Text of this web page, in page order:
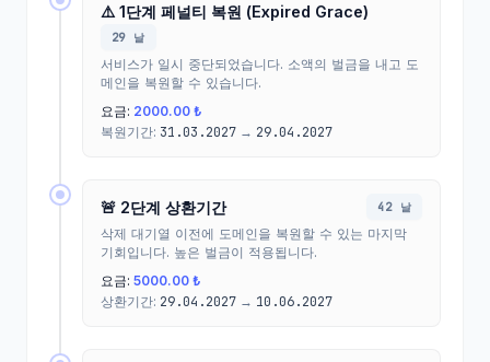
⚠️ 1단계 페널티 복원 (Expired Grace)
29 날
서비스가 일시 중단되었습니다. 소액의 벌금을 내고 도
메인을 복원할 수 있습니다.
요금: 2000.00 ₺
복원기간: 31.03.2027 → 29.04.2027
🚨 2단계 상환기간 42 날
삭제 대기열 이전에 도메인을 복원할 수 있는 마지막
기회입니다. 높은 벌금이 적용됩니다.
요금: 5000.00 ₺
상환기간: 29.04.2027 → 10.06.2027